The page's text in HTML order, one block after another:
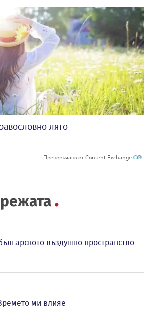
лято
Препоръчано от Content Exchange
въздушно пространство
ми влияе